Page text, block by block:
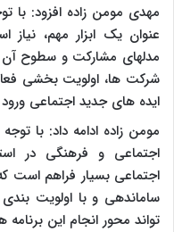
مهدی مومن زاده افزود: با
عنوان یک ابزار مهم،
مدلهای مشارکت و سطوح آن
شرکت ها، اولویت بخشی
ایده های جدید اجتماعی
مومن زاده ادامه داد: با
اجتماعی و فرهنگی در
اجتماعی بسیار فراهم است
ساماندهی و با اولویت
تواند محور انجام این